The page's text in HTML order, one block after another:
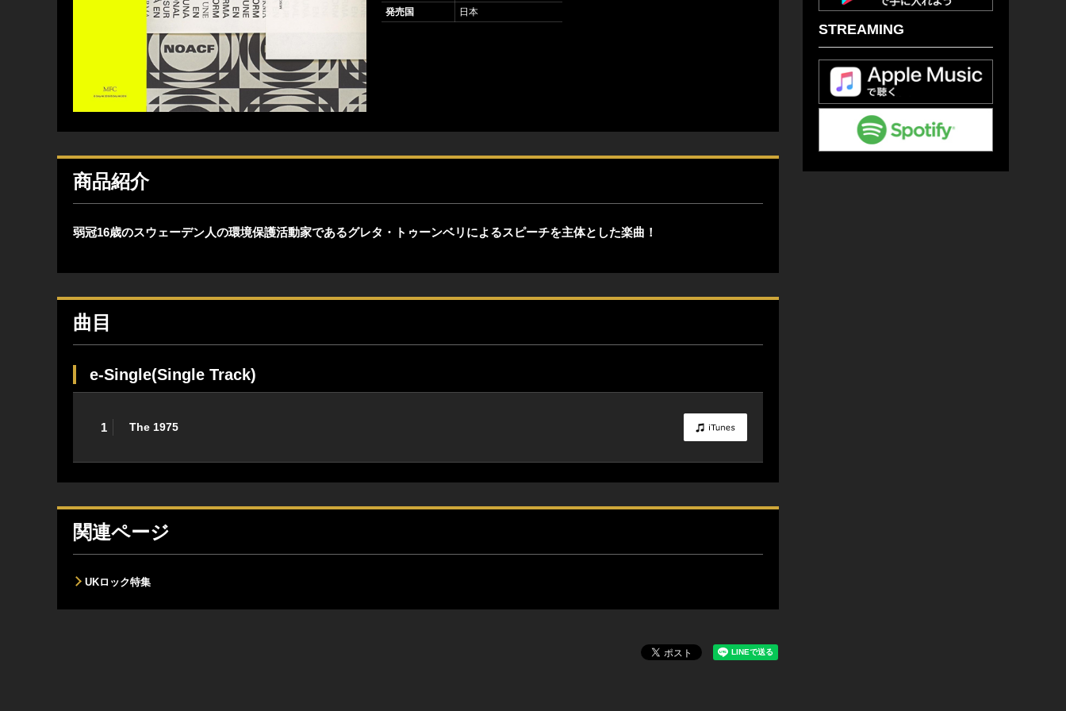
発売国 日本
商品紹介
弱冠16歳のスウェーデン人の環境保護活動家であるグレタ・トゥーンベリによるスピーチを主体とした楽曲！
曲目
e-Single(Single Track)
1 The 1975
関連ページ
UKロック特集
STREAMING